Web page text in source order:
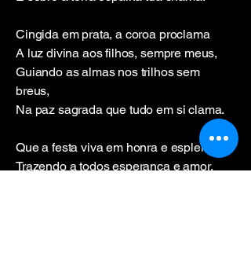
Cingida em prata, a coroa proclama
A luz divina aos filhos, sempre meus,
Guiando as almas nos trilhos sem
breus,
Na paz sagrada que tudo em si clama.
Que a festa viva em honra e esplendor,
Trazendo a todos esperança e amor,